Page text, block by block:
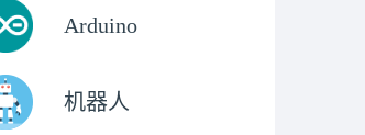
Arduino
机器人